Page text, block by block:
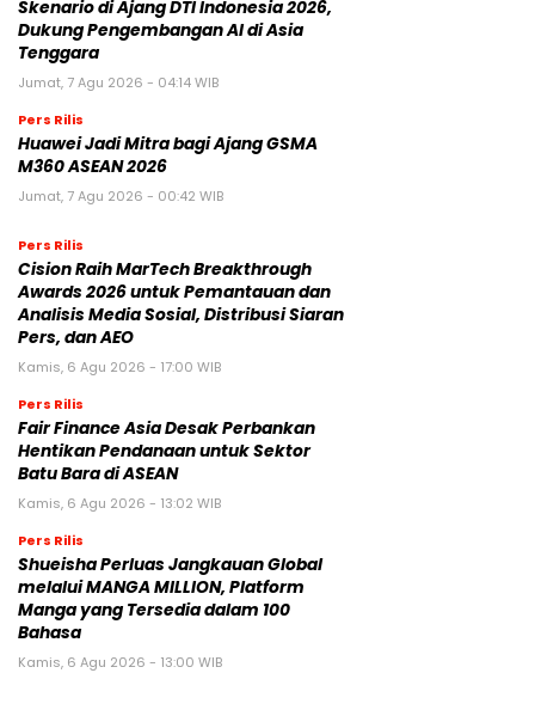
Skenario di Ajang DTI Indonesia 2026,
Dukung Pengembangan AI di Asia
Tenggara
Jumat, 7 Agu 2026 - 04:14 WIB
Pers Rilis
Huawei Jadi Mitra bagi Ajang GSMA
M360 ASEAN 2026
Jumat, 7 Agu 2026 - 00:42 WIB
Pers Rilis
Cision Raih MarTech Breakthrough
Awards 2026 untuk Pemantauan dan
Analisis Media Sosial, Distribusi Siaran
Pers, dan AEO
Kamis, 6 Agu 2026 - 17:00 WIB
Pers Rilis
Fair Finance Asia Desak Perbankan
Hentikan Pendanaan untuk Sektor
Batu Bara di ASEAN
Kamis, 6 Agu 2026 - 13:02 WIB
Pers Rilis
Shueisha Perluas Jangkauan Global
melalui MANGA MILLION, Platform
Manga yang Tersedia dalam 100
Bahasa
Kamis, 6 Agu 2026 - 13:00 WIB